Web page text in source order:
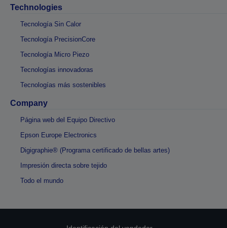
Technologies
Tecnología Sin Calor
Tecnología PrecisionCore
Tecnología Micro Piezo
Tecnologías innovadoras
Tecnologías más sostenibles
Company
Página web del Equipo Directivo
Epson Europe Electronics
Digigraphie® (Programa certificado de bellas artes)
Impresión directa sobre tejido
Todo el mundo